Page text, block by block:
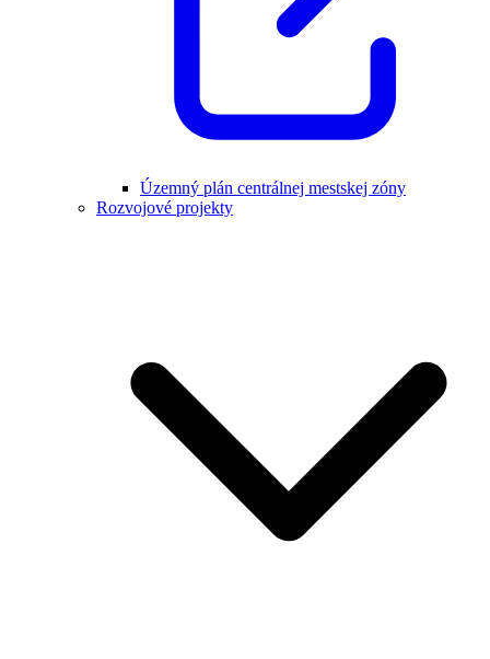
Územný plán centrálnej mestskej zóny
Rozvojové projekty